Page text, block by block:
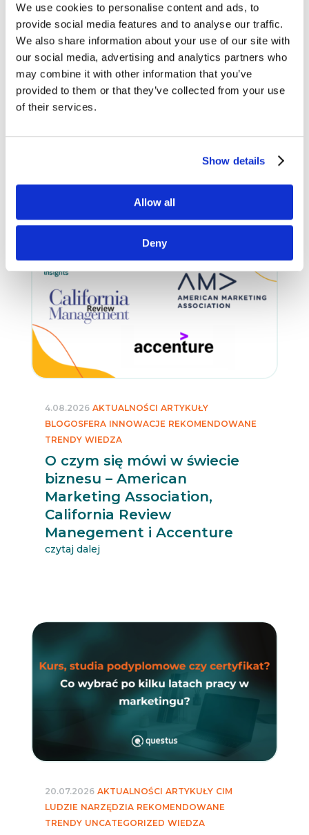
We use cookies to personalise content and ads, to
provide social media features and to analyse our traffic.
We also share information about your use of our site with
our social media, advertising and analytics partners who
may combine it with other information that you’ve
provided to them or that they’ve collected from your use
of their services.
Show details
Allow all
Deny
marketingowych na lata
2026-2030
czytaj dalej
z 9
1 2 3 4 5 ... » Ostatnia »
Wszystkie wpisy
O czym się mówi w świecie
biznesu – American
Marketing Association,
California Review
Manegement i Accenture
4.08.2026 AKTUALNOŚCI ARTYKUŁY
BLOGOSFERA INNOWACJE REKOMENDOWANE
TRENDY WIEDZA
czytaj dalej
20.07.2026 AKTUALNOŚCI ARTYKUŁY CIM
LUDZIE NARZĘDZIA REKOMENDOWANE
TRENDY UNCATEGORIZED WIEDZA